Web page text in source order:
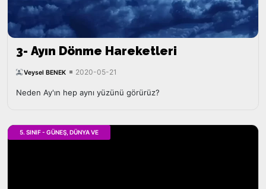
3- Ayın Dönme Hareketleri
Veysel BENEK 2020-05-21
Neden Ay'ın hep aynı yüzünü görürüz?
5. SINIF - GÜNEŞ, DÜNYA VE